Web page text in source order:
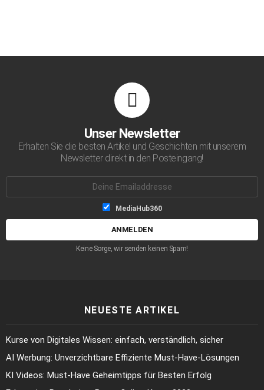
Unser Newsletter
Erhalten Sie die besten Artikel und Geschichten mit unserem
Newsletter direkt in den Posteingang!
MediaHub360
Keine Sorge, wir senden keinen Spam!
NEUESTE ARTIKEL
Kurse von Digitales Wissen: einfach, verständlich, sicher
AI Werbung: Unverzichtbare Effiziente Must-Have-Lösungen
KI Videos: Must-Have Geheimtipps für Besten Erfolg